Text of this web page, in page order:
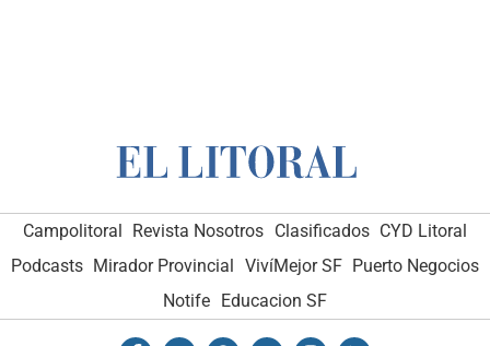
Campolitoral Revista Nosotros Clasificados CYD Litoral
Podcasts Mirador Provincial VivíMejor SF Puerto Negocios
Notife Educacion SF